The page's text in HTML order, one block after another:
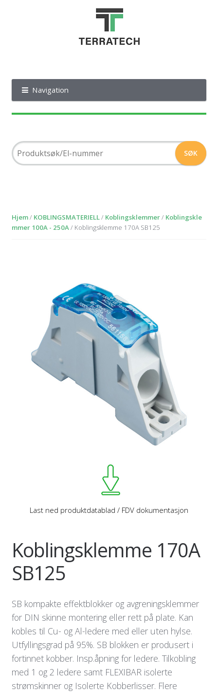
Navigation
Hjem/ KOBLINGSMATERIELL/ Koblingsklemmer/ Koblingskle
mmer 100A - 250A/ Koblingsklemme 170A SB125
Last ned produktdatablad / FDV dokumentasjon
Koblingsklemme 170A
SB125
SB kompakte effektblokker og avgreningsklemmer
for DIN skinne montering eller rett på plate. Kan
kobles til Cu- og Al-ledere med eller uten hylse.
Utfyllingsgrad på 95%. SB blokken er produsert i
fortinnet kobber. Insp.åpning for ledere. Tilkobling
med 1 og 2 ledere samt FLEXIBAR isolerte
strømskinner og Isolerte Kobberlisser. Flere